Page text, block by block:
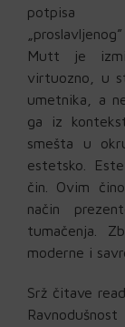
potpisa
Mutt je
virtuozno, u
umetnika, a
ga iz
smešta u
estetsko.
čin. Ovim
način
tumačenja.
moderne i
Srž čitave